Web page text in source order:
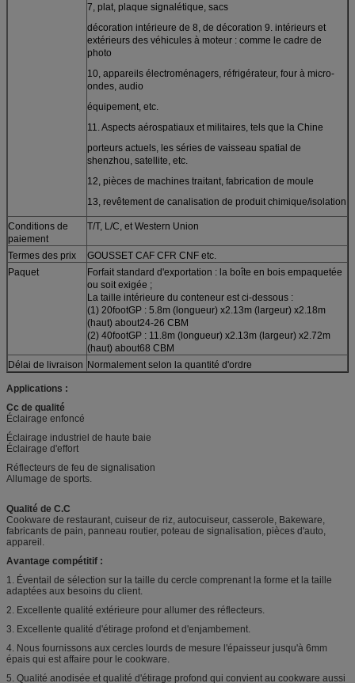
7, plat, plaque signalétique, sacs
décoration intérieure de 8, de décoration 9. intérieurs et
extérieurs des véhicules à moteur : comme le cadre de
photo
10, appareils électroménagers, réfrigérateur, four à micro-
ondes, audio
équipement, etc.
11. Aspects aérospatiaux et militaires, tels que la Chine
porteurs actuels, les séries de vaisseau spatial de
shenzhou, satellite, etc.
12, pièces de machines traitant, fabrication de moule
13, revêtement de canalisation de produit chimique/isolation
Conditions de
paiement
T/T, L/C, et Western Union
Termes des prix
GOUSSET CAF CFR CNF etc.
Paquet
Forfait standard d'exportation : la boîte en bois empaquetée
ou soit exigée ;
La taille intérieure du conteneur est ci-dessous :
(1) 20footGP : 5.8m (longueur) x2.13m (largeur) x2.18m
(haut) about24-26 CBM
(2) 40footGP : 11.8m (longueur) x2.13m (largeur) x2.72m
(haut) about68 CBM
Délai de livraison Normalement selon la quantité d'ordre
Applications :
Cc de qualité
Éclairage enfoncé
Éclairage industriel de haute baie
Éclairage d'effort
Réflecteurs de feu de signalisation
Allumage de sports.
Qualité de C.C
Cookware de restaurant, cuiseur de riz, autocuiseur, casserole, Bakeware,
fabricants de pain, panneau routier, poteau de signalisation, pièces d'auto,
appareil.
Avantage compétitif :
1. Éventail de sélection sur la taille du cercle comprenant la forme et la taille
adaptées aux besoins du client.
2. Excellente qualité extérieure pour allumer des réflecteurs.
3. Excellente qualité d'étirage profond et d'enjambement.
4. Nous fournissons aux cercles lourds de mesure l'épaisseur jusqu'à 6mm
épais qui est affaire pour le cookware.
5. Qualité anodisée et qualité d'étirage profond qui convient au cookware aussi